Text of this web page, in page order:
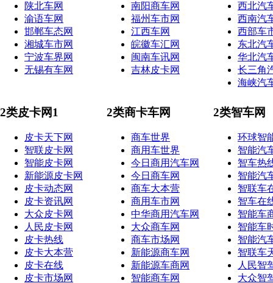
陕北车网
渝语车网
邯郸车态网
湘城车市网
宁波车界网
无锡有车网
南阳商车网
福州车市网
江西车网
皖徽车汇网
闽南车讯网
吉林皮卡网
西北汽
西南汽
西部车
东北汽
华北汽
长三角
海峡汽
2类皮卡网1
皮卡天下网
智联皮卡网
智能皮卡网
新能源皮卡网
皮卡动态网
皮卡资讯网
大众皮卡网
人民皮卡网
皮卡热线
皮卡大本营
皮卡在线
皮卡市场网
2类商卡车网
商车世界
商用车世界
今日商用汽车网
今日商车网
商车大本营
商用车市网
中华商用汽车网
大众商车网
商车市场网
新能源商车网
新能源车商网
智能商车网
2类智车网
环球智
智能汽
智车热
智能汽
智联车
智车在
智能车
智能车
智能汽
智联车
人民智
大众智